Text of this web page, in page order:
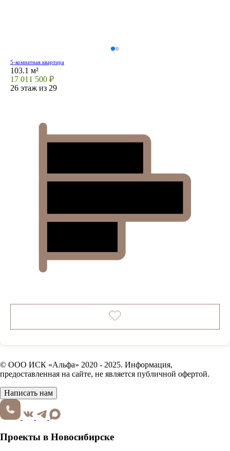
5-комнатная квартира
103.1 м²
17 011 500 ₽
26 этаж из 29
© ООО ИСК «Альфа» 2020 - 2025. Информация,
предоставленная на сайте, не является публичной офертой.
Написать нам
Проекты в Новосибирске